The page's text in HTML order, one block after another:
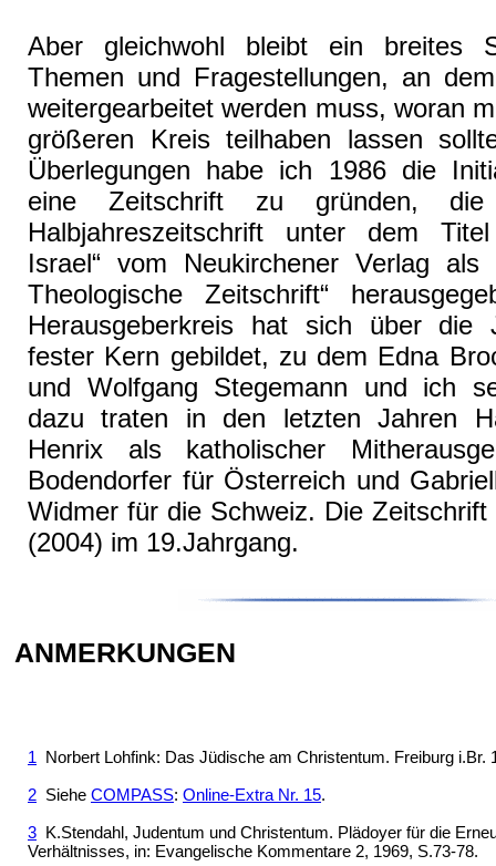
Aber gleichwohl bleibt ein breites
Themen und Fragestellungen, an
weitergearbeitet werden muss, woran
größeren Kreis teilhaben lassen
Überlegungen habe ich 1986 die
eine Zeitschrift zu gründen,
Halbjahreszeitschrift unter dem
Israel“ vom Neukirchener Verlag als
Theologische Zeitschrift“
Herausgeberkreis hat sich über die
fester Kern gebildet, zu dem Edna
und Wolfgang Stegemann und ich
dazu traten in den letzten Jahren
Henrix als katholischer
Bodendorfer für Österreich und
Widmer für die Schweiz. Die
(2004) im 19.Jahrgang.
ANMERKUNGEN
1 Norbert Lohfink: Das Jüdische am Christentum. Freiburg i.Br.
2 Siehe COMPASS: Online-Extra Nr. 15.
3 K.Stendahl, Judentum und Christentum. Plädoyer für die
Verhältnisses, in: Evangelische Kommentare 2, 1969, S.73-78.